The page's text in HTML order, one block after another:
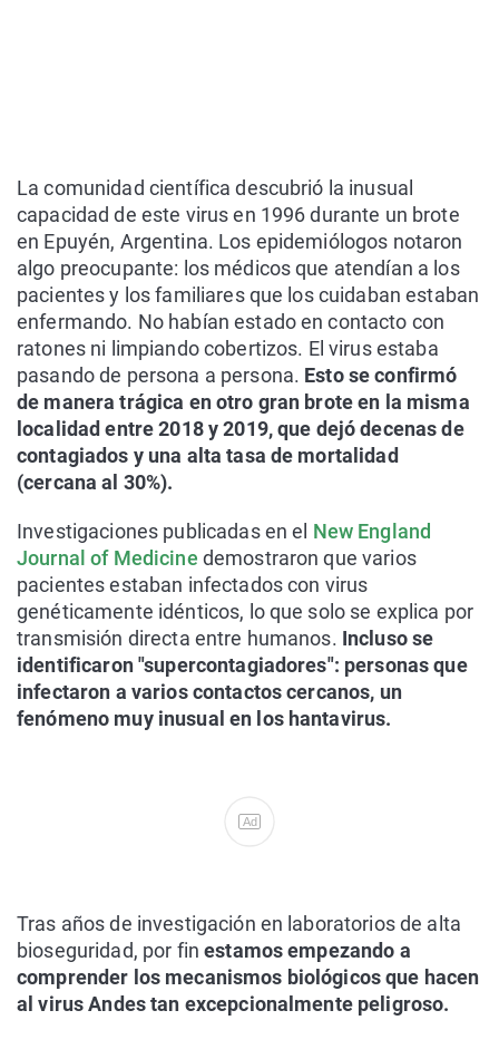
La comunidad científica descubrió la inusual
capacidad de este virus en 1996 durante un brote
en Epuyén, Argentina. Los epidemiólogos notaron
algo preocupante: los médicos que atendían a los
pacientes y los familiares que los cuidaban estaban
enfermando. No habían estado en contacto con
ratones ni limpiando cobertizos. El virus estaba
pasando de persona a persona. Esto se confirmó
de manera trágica en otro gran brote en la misma
localidad entre 2018 y 2019, que dejó decenas de
contagiados y una alta tasa de mortalidad
(cercana al 30%).
Investigaciones publicadas en el New England
Journal of Medicine demostraron que varios
pacientes estaban infectados con virus
genéticamente idénticos, lo que solo se explica por
transmisión directa entre humanos. Incluso se
identificaron "supercontagiadores": personas que
infectaron a varios contactos cercanos, un
fenómeno muy inusual en los hantavirus.
Ad
Tras años de investigación en laboratorios de alta
bioseguridad, por finestamos empezando a
comprender los mecanismos biológicos que hacen
al virus Andes tan excepcionalmente peligroso.